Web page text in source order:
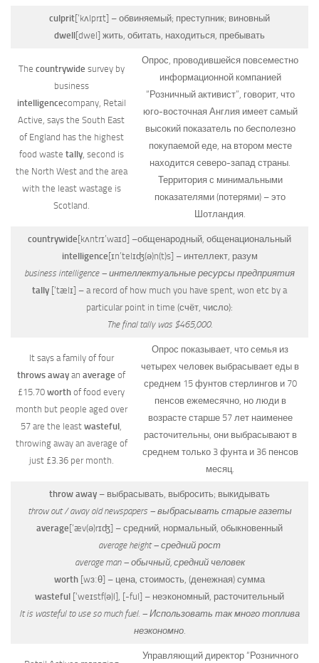
culprit[‘kʌlprɪt] – обвиняемый; преступник; виновный
dwell[dwel] жить, обитать, находиться, пребывать
The countrywide survey by
business
intelligencecompany, Retail
Active, says the South East
of England has the highest
food waste tally, second is
the North West and the area
with the least wastage is
Scotland.
Опрос, проводившейся повсеместно
информационной компанией
“Розничный активист”, говорит, что
юго-восточная Англия имеет самый
высокий показатель по бесполезно
покупаемой еде, на втором месте
находится северо-запад страны.
Территория с минимальными
показателями (потерями) – это
Шотландия.
countrywide [kʌntrɪ’waɪd] –общенародный, общенациональный
intelligence [ɪn’telɪʤ(ə)n(t)s] – интеллект, разум
business intelligence – интеллектуальные ресурсы предприятия
tally [‘tælɪ] – a record of how much you have spent, won etc by a
particular point in time (счёт, число):
The final tally was $465,000.
It says a family of four
throws away an average of
£15.70 worth of food every
month but people aged over
57 are the least wasteful,
throwing away an average of
just £3.36 per month.
Опрос показывает, что семья из
четырех человек выбрасывает еды в
среднем 15 фунтов стерлингов и 70
пенсов ежемесячно, но люди в
возрасте старше 57 лет наименее
расточительны, они выбрасывают в
среднем только 3 фунта и 36 пенсов
месяц.
throw away – выбрасывать, выбросить; выкидывать
throw out / away old newspapers – выбрасывать старые газеты
average [‘æv(ə)rɪʤ] – средний, нормальный, обыкновенный
average height – средний рост
average man – обычный, средний человек
worth [wɜːθ] – цена, стоимость, (денежная) сумма
wasteful [‘weɪstf(ə)l], [-ful] – неэкономный, расточительный
It is wasteful to use so much fuel. – Использовать так много топлива
неэкономно.
Управляющий директор “Розничного